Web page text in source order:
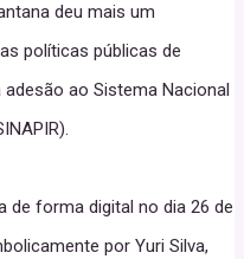
deu mais um
políticas públicas de
ao Sistema Nacional
forma digital no dia 26 de
por Yuri Silva,